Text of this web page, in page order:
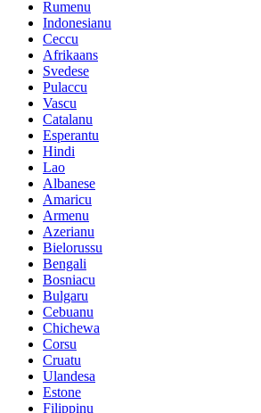
Rumenu
Indonesianu
Ceccu
Afrikaans
Svedese
Pulaccu
Vascu
Catalanu
Esperantu
Hindi
Lao
Albanese
Amaricu
Armenu
Azerianu
Bielorussu
Bengali
Bosniacu
Bulgaru
Cebuanu
Chichewa
Corsu
Cruatu
Ulandesa
Estone
Filippinu